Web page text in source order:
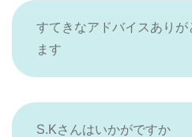
すてきなアドバイスありが
ます
S.Kさんはいかがですか